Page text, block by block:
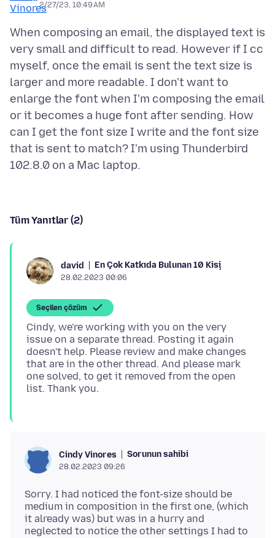
2/27/23, 10:49 AM
When composing an email, the displayed text is
very small and difficult to read. However if I cc
myself, once the email is sent the text size is
larger and more readable. I don't want to
enlarge the font when I'm composing the email
or it becomes a huge font after sending. How
can I get the font size I write and the font size
that is sent to match? I'm using Thunderbird
Tüm Yanıtlar (2)
david En Çok Katkıda Bulunan 10 Kişi
28.02.2023 00:06
Seçilen çözüm
Cindy, we're working with you on the very
issue on a separate thread. Posting it again
doesn't help. Please review and make changes
that are in the other thread. And please mark
one solved, to get it removed from the open
Cindy Vinores Sorunun sahibi
28.02.2023 09:26
Sorry. I had noticed the font-size should be
medium in composition in the first one, (which
it already was) but was in a hurry and
neglected to notice the other settings I had to